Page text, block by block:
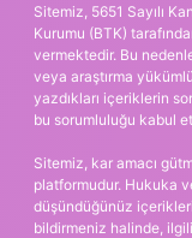
Sitemiz, 5651 Sayılı
Kurumu (BTK)
vermektedir. Bu
veya araştırma
yazdıkları içeriklerin
bu sorumluluğu kabul
Sitemiz, kar amacı
platformudur. Hukuka
düşündüğünüz içerikleri,
bildirmeniz halinde,